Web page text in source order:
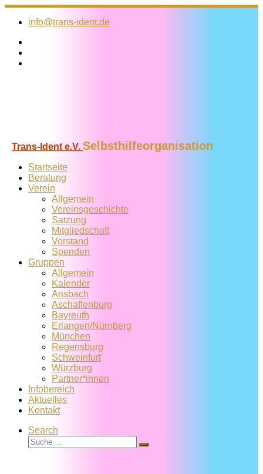
Zum
Inhalt
info@trans-ident.de
Trans-Ident e.V. Selbsthilfeorganisation
Startseite
Beratung
Verein
Allgemein
Vereins­geschichte
Satzung
Mitglied­schaft
Vorstand
Spenden
Gruppen
Allgemein
Kalender
Ansbach
Aschaffenburg
Bayreuth
Erlangen/Nürnberg
München
Regensburg
Schweinfurt
Würzburg
Partner*innen
Infobereich
Aktuelles
Kontakt
Search
Suche
Suche